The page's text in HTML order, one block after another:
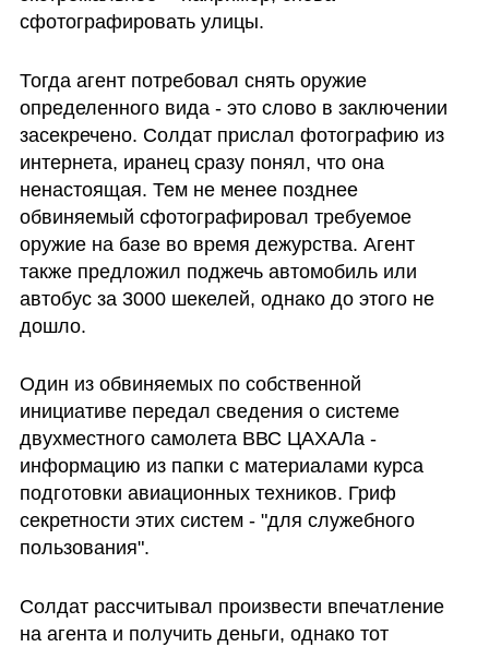
сфотографировать улицы.
Тогда агент потребовал снять оружие
определенного вида - это слово в заключении
засекречено. Солдат прислал фотографию из
интернета, иранец сразу понял, что она
ненастоящая. Тем не менее позднее
обвиняемый сфотографировал требуемое
оружие на базе во время дежурства. Агент
также предложил поджечь автомобиль или
автобус за 3000 шекелей, однако до этого не
дошло.
Один из обвиняемых по собственной
инициативе передал сведения о системе
двухместного самолета ВВС ЦАХАЛа -
информацию из папки с материалами курса
подготовки авиационных техников. Гриф
секретности этих систем - "для служебного
пользования".
Солдат рассчитывал произвести впечатление
на агента и получить деньги, однако тот